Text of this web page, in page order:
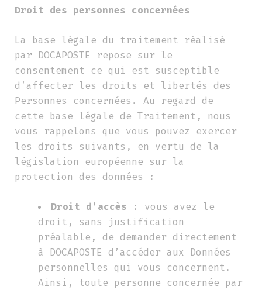
Droit des personnes concernées
La base légale du traitement réalisé
par DOCAPOSTE repose sur le
consentement ce qui est susceptible
d’affecter les droits et libertés des
Personnes concernées. Au regard de
cette base légale de Traitement, nous
vous rappelons que vous pouvez exercer
les droits suivants, en vertu de la
législation européenne sur la
protection des données :
Droit d’accès : vous avez le
droit, sans justification
préalable, de demander directement
à DOCAPOSTE d’accéder aux Données
personnelles qui vous concernent.
Ainsi, toute personne concernée par